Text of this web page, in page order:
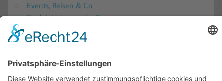
Events, Reisen & Co.
Produkttester werden?!
Produkttester werden 2026: Alle aktuellen Produkttests
in der Übersicht
Ratgeber
Blogs – Produkttests, Reisen und mehr!